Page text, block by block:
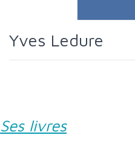
Yves Ledure
Ses livres